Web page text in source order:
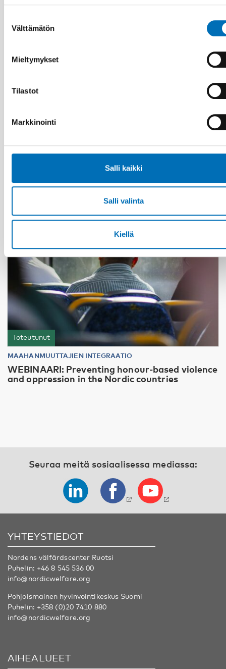
valinta
Välttämätön
Mieltymykset
Tilastot
Markkinointi
Salli kaikki
Salli valinta
Kiellä
families in the Nordic countries
Toteutunut
MAAHANMUUTTAJIEN INTEGRAATIO
WEBINAARI: Preventing honour-based violence
and oppression in the Nordic countries
Seuraa meitä sosiaalisessa mediassa:
YHTEYSTIEDOT
Nordens välfärdscenter Ruotsi
Puhelin: +46 8 545 536 00
info@nordicwelfare.org
Pohjoismainen hyvinvointikeskus Suomi
Puhelin: +358 (0)20 7410 880
info@nordicwelfare.org
AIHEALUEET